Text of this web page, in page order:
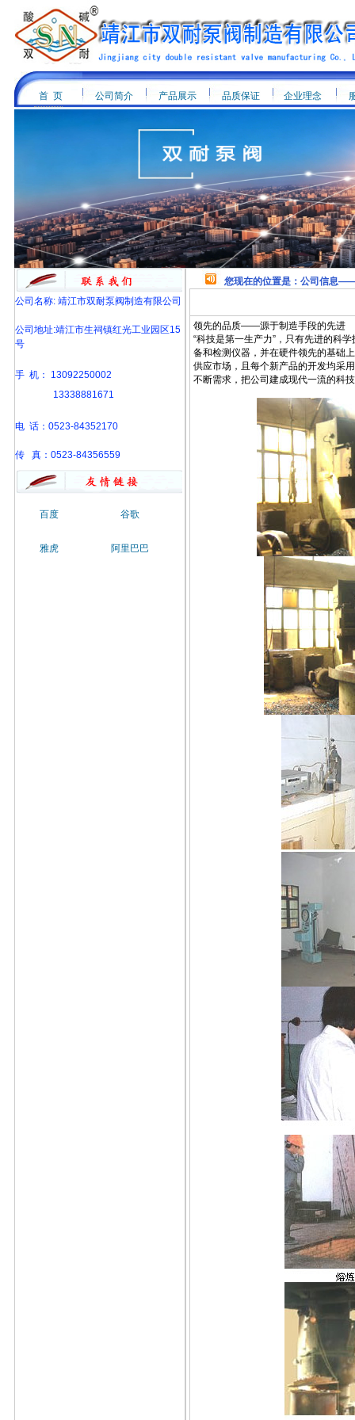
首 页 公司简介 产品展示 品质保证 企业理念
公司名称: 靖江市双耐泵阀制造有限公司
公司地址:靖江市生祠镇红光工业园区15
号
手 机： 13092250002
13338881671
电 话：0523-84352170
传 真：0523-84356559
百度 谷歌
雅虎 阿里巴巴
您现在的位置是：公司信息
领先的品质——源于制造手段的先进
“科技是第一生产力”，只有先进的科
备和检测仪器，并在硬件领先的基础
供应市场，且每个新产品的开发均采
不断需求，把公司建成现代一流的科